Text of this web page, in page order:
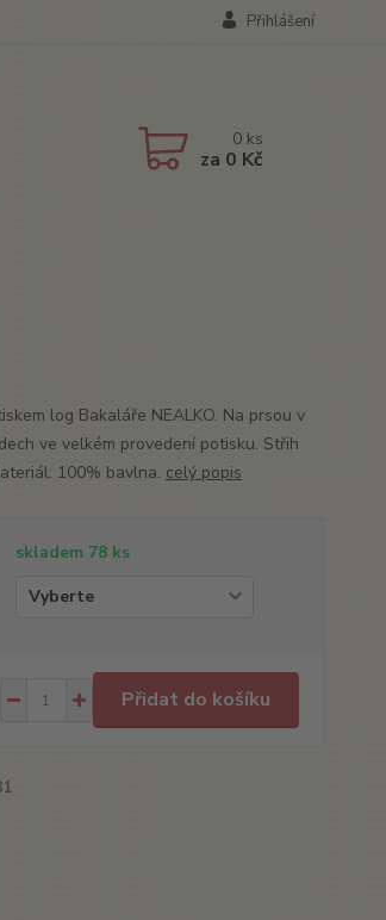
Přihlášení
0 ks
za 0 Kč
log Bakaláře NEALKO. Na prsou v
ve velkém provedení potisku. Střih
100% bavlna. celý popis
skladem 78 ks
Přidat do košíku